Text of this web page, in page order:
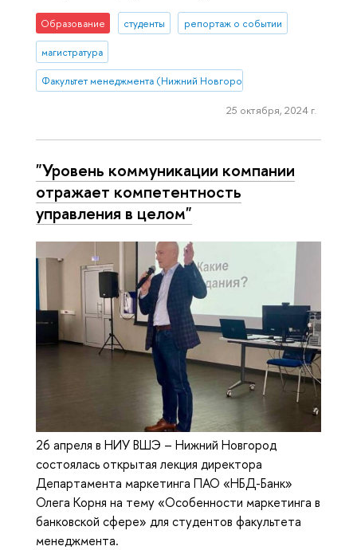
Образование студенты репортаж о событии
магистратура
Факультет менеджмента (Нижний Новгород)
25 октября, 2024 г.
"Уровень коммуникации компании
отражает компетентность
управления в целом"
26 апреля в НИУ ВШЭ – Нижний Новгород
состоялась открытая лекция директора
Департамента маркетинга ПАО «НБД-Банк»
Олега Корня на тему «Особенности маркетинга в
банковской сфере» для студентов факультета
менеджмента.